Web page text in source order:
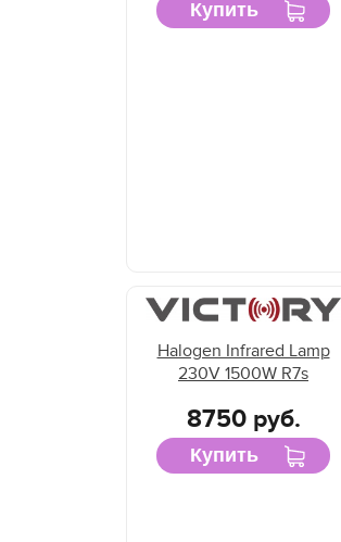
Купить
Halogen Infrared Lamp
230V 1500W R7s
8750 руб.
Купить